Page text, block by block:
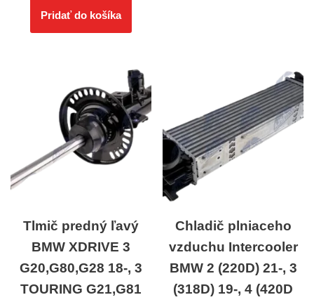
Pridať do košíka
Tlmič predný ľavý
BMW XDRIVE 3
G20,G80,G28 18-, 3
TOURING G21,G81
Chladič plniaceho
vzduchu Intercooler
BMW 2 (220D) 21-, 3
(318D) 19-, 4 (420D